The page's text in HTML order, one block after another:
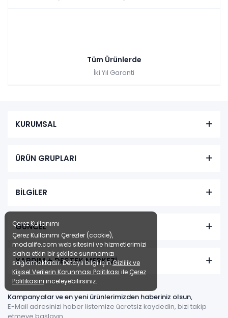
Tüm Ürünlerde
İki Yıl Garanti
KURUMSAL
ÜRÜN GRUPLARI
BİLGİLER
GÜNCEL
YARDIM + DESTEK MERKEZİ
Kampanyalar ve en yeni ürünlerimizden haberiniz olsun,
E-Mail adresinizi haber listemize ücretsiz kaydedin, bizi takip
Çerez Kullanımı
Çerez Kullanımı Çerezler (cookie),
modalife.com web sitesini ve hizmetlerimizi
daha etkin bir şekilde sunmamızı
sağlamaktadır. Detaylı bilgi içinGizlilik ve
Kişisel Verilerin Korunması Politikası ile Çerez
Politikasını inceleyebilirsiniz.